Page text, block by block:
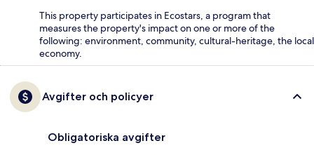
This property participates in Ecostars, a program that
measures the property's impact on one or more of the
following: environment, community, cultural-heritage, the local
economy.
Avgifter och policyer
Obligatoriska avgifter